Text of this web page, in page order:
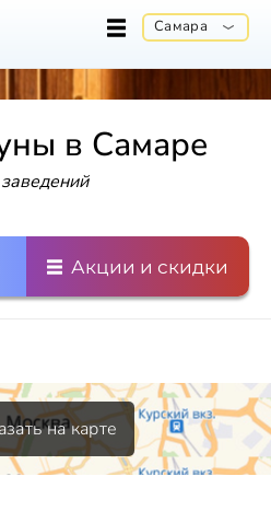
Самара
в Самаре
Акции и скидки
на карте